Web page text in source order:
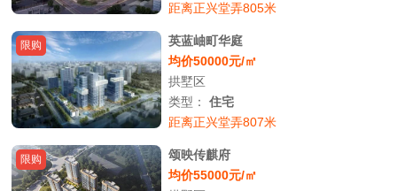
距离正兴堂弄805米
限购
英蓝岫町华庭
均价50000元/㎡
拱墅区
类型：住宅
距离正兴堂弄807米
限购
颂映传麒府
均价55000元/㎡